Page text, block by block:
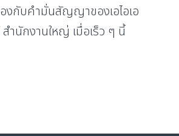
งกับคำมั่นสัญญาของเอไอเอ
ำนักงานใหญ่ เมื่อเร็ว ๆ นี้